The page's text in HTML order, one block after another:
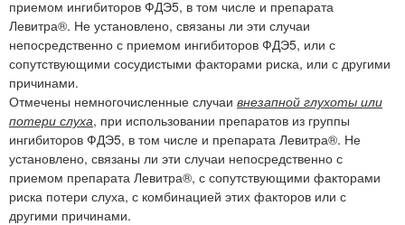
приемом ингибиторов ФДЭ5, в том числе и препарата
Левитра®. Не установлено, связаны ли эти случаи
непосредственно с приемом ингибиторов ФДЭ5, или с
сопутствующими сосудистыми факторами риска, или с другими
причинами.
Отмечены немногочисленные случаи внезапной глухоты или
потери слуха, при использовании препаратов из группы
ингибиторов ФДЭ5, в том числе и препарата Левитра®. Не
установлено, связаны ли эти случаи непосредственно с
приемом препарата Левитра®, с сопутствующими факторами
риска потери слуха, с комбинацией этих факторов или с
другими причинами.